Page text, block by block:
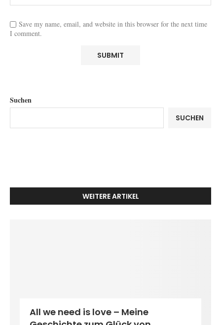
Save my name, email, and website in this browser for the next time
I comment.
Suchen
SUCHEN
WEITERE ARTIKEL
All we need is love – Meine